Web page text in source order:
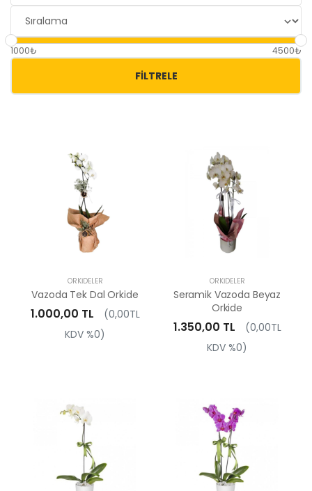
1000₺ 4500₺
FILTRELE
ORKIDELER
Vazoda Tek Dal Orkide
1.000,00 TL
(0,00TL
KDV %0)
ORKIDELER
Seramik Vazoda Beyaz
Orkide
1.350,00 TL
(0,00TL
KDV %0)